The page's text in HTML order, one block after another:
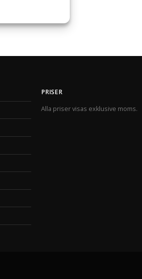
PRISER
Alla priser visas exklusive moms.